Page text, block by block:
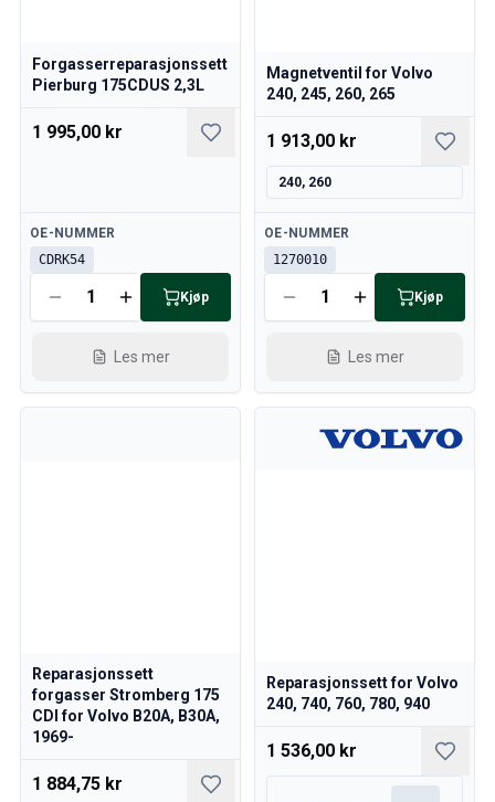
Gassregulering
Chassis & Styring
Varmesystem & AC
Tilbehør & Øvrig
Kampanje
Månedens kampanje
Forgasserreparasjonssett
Pierburg 175CDUS 2,3L
1 995,00 kr
Tilgjengelig
OE-NUMMER
CDRK54
Kjøp
Les mer
Magnetventil for Volvo
240, 245, 260, 265
1 913,00 kr
240, 260
Tilgjengelig
OE-NUMMER
1270010
Kjøp
Les mer
Reparasjonssett
forgasser Stromberg 175
CDI for Volvo B20A, B30A,
1969-
1 884,75 kr
Reparasjonssett for Volvo
240, 740, 760, 780, 940
1 536,00 kr